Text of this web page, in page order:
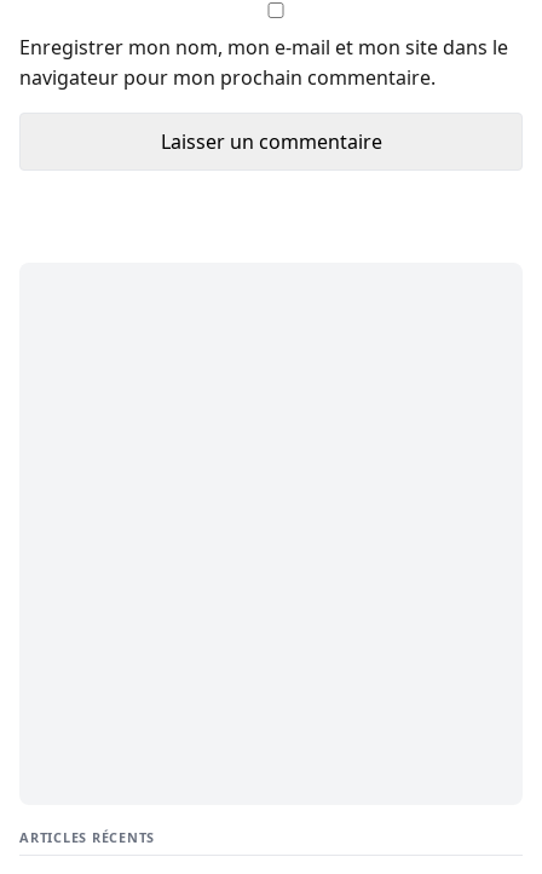
Enregistrer mon nom, mon e-mail et mon site dans le
navigateur pour mon prochain commentaire.
ARTICLES RÉCENTS